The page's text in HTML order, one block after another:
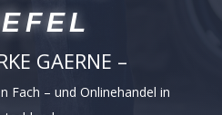
GAERNE –
Fach – und Onlinehandel in